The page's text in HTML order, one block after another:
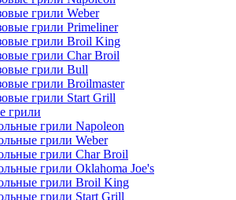
грили Weber
грили Primeliner
грили Broil King
грили Char Broil
грили Bull
грили Broilmaster
грили Start Grill
грили
грили Napoleon
грили Weber
грили Char Broil
грили Oklahoma Joe's
грили Broil King
грили Start Grill